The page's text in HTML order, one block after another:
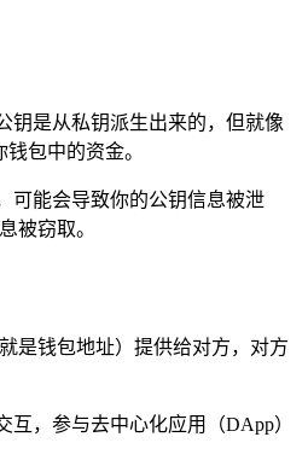
钥是从私钥派生出来的，但就像
包中的资金。
可能会导致你的公钥信息被泄
被窃取。
是钱包地址）提供给对方，对方
，参与去中心化应用（DApp）